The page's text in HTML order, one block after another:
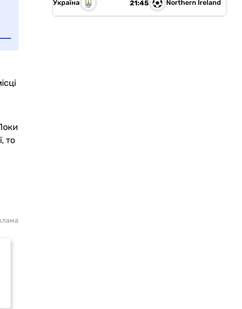
то
Україна 21:45 Northern Ireland